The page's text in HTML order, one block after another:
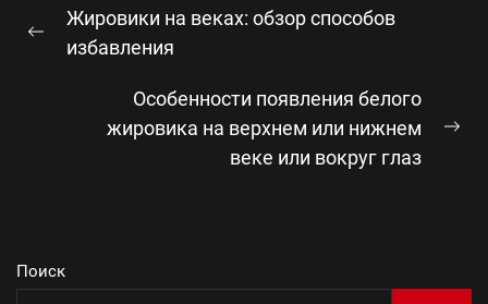
поПредыдущая
Жировики на веках: обзор способов
избавления
Особенности появления белого
жировика на верхнем или нижнем
веке или вокруг глаз
Поиск